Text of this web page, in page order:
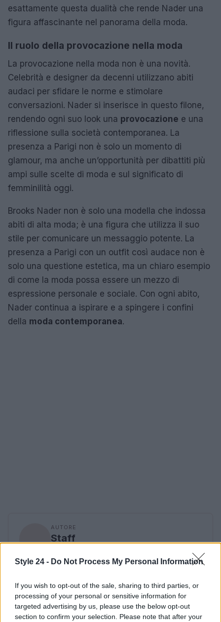
Style 24 - Do Not Process My Personal Information
If you wish to opt-out of the sale, sharing to third parties, or
processing of your personal or sensitive information for
targeted advertising by us, please use the below opt-out
section to confirm your selection. Please note that after your
esattamente questa dualità che rende Nader una
figura affascinante nel panorama della moda.
Il ruolo della provocazione nella moda
La provocazione nella moda non è una novità.
Celebrità e designer da decenni utilizzano abiti
audaci per sfidare le norme e stimolare
conversazioni. Nader si inserisce in questo filone,
rendendo ogni suo look una provocazione e una
riflessione sulla società contemporanea. La
presenza a Parigi non è solo un momento di
glamour, ma anche un’opportunità per dibattiti più
ampi sulle scelte di moda e sul significato di
femminilità oggi.
Brooks Nader non è solo una modella che indossa
abiti di alta moda; è una figura che utilizza il suo
stile per comunicare un messaggio potente. La
presenza a Parigi con un outfit così audace non è
solo una questione estetica, ma un chiaro esempio
di come la moda possa essere un mezzo di
espressione personale e sociale. Con ogni abito,
Nader continua a ispirare e a spingere i confini
della moda contemporanea.
AUTORE
Staff